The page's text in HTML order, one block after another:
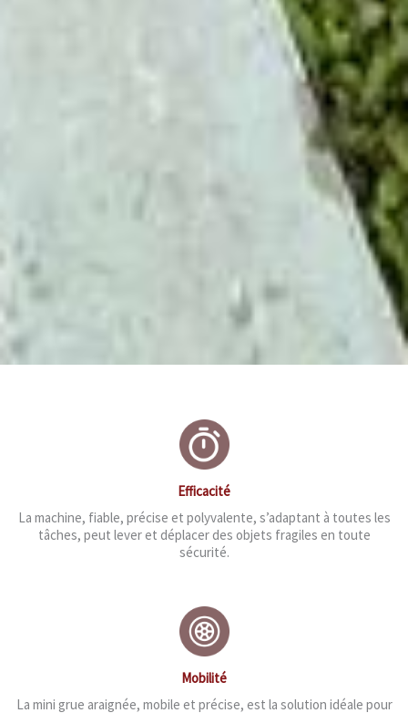
Efficacité
La machine, fiable, précise et polyvalente, s’adaptant à toutes les
tâches, peut lever et déplacer des objets fragiles en toute
sécurité.
Mobilité
La mini grue araignée, mobile et précise, est la solution idéale pour